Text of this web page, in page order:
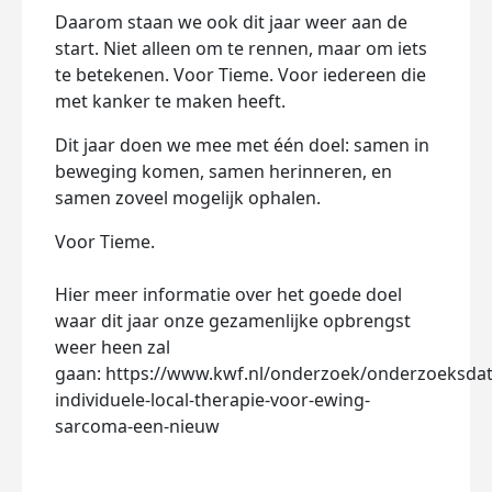
Daarom staan we ook dit jaar weer aan de
start. Niet alleen om te rennen, maar om iets
te betekenen. Voor Tieme. Voor iedereen die
met kanker te maken heeft.
Dit jaar doen we mee met één doel: samen in
beweging komen, samen herinneren, en
samen zoveel mogelijk ophalen.
Voor Tieme.
Hier meer informatie over het goede doel
waar dit jaar onze gezamenlijke opbrengst
weer heen zal
gaan: https://www.kwf.nl/onderzoek/
individuele-local-therapie-voor-ewing-
sarcoma-een-nieuw